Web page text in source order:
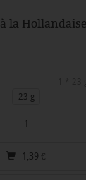
la Hollandaise
23 g
1,39 €